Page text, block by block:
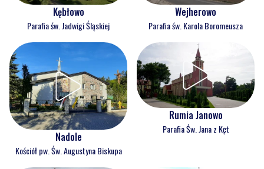
Kębłowo
Parafia św. Jadwigi Śląskiej
Wejherowo
Parafia św. Karola Boromeusza
Nadole
Kościół pw. Św. Augustyna Biskupa
Rumia Janowo
Parafia Św. Jana z Kęt